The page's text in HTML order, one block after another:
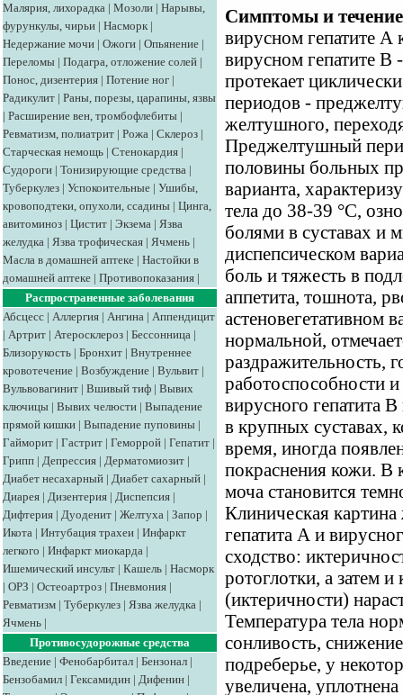
Малярия, лихорадка | Мозоли | Нарывы,
фурункулы, чирьи | Насморк |
Недержание мочи | Ожоги | Опьянение |
Переломы | Подагра, отложение солей |
Понос, дизентерия | Потение ног |
Радикулит | Раны, порезы, царапины, язвы
| Расширение вен, тромбофлебиты |
Ревматизм, полиатрит | Рожа | Склероз |
Старческая немощь | Стенокардия |
Судороги | Тонизирующие средства |
Туберкулез | Успокоительные | Ушибы,
кровоподтеки, опухоли, ссадины | Цинга,
авитоминоз | Цистит | Экзема | Язва
желудка | Язва трофическая | Ячмень |
Масла в домашней аптеке | Настойки в
домашней аптеке | Противопоказания |
Распространенные заболевания
Абсцесс | Аллергия | Ангина | Аппендицит
| Артрит | Атеросклероз | Бессонница |
Близорукость | Бронхит | Внутреннее
кровотечение | Возбуждение | Вульвит |
Вульвовагинит | Вшивый тиф | Вывих
ключицы | Вывих челюсти | Выпадение
прямой кишки | Выпадение пуповины |
Гайморит | Гастрит | Геморрой | Гепатит |
Грипп | Депрессия | Дерматомиозит |
Диабет несахарный | Диабет сахарный |
Диарея | Дизентерия | Диспепсия |
Дифтерия | Дуоденит | Желтуха | Запор |
Икота | Интубация трахеи | Инфаркт
легкого | Инфаркт миокарда |
Ишемический инсульт | Кашель | Насморк
| ОРЗ | Остеоартроз | Пневмония |
Ревматизм | Туберкулез | Язва желудка |
Ячмень |
Противосудорожные средства
Введение | Фенобарбитал | Бензонал |
Бензобамил | Гексамидин | Дифенин |
Симптомы и
вирусном гепатите А
вирусном гепатите В
протекает
периодов -
желтушного,
Преджелтушный
половины больных
варианта,
тела до 38-39 °С,
болями в суставах и
диспепсическом
боль и тяжесть в
аппетита, тошнота,
астеновегетативном
нормальной,
раздражительность,
работоспособности
вирусного гепатита
в крупных суставах,
время, иногда
покраснения кожи. В
моча становится
Клиническая
гепатита А и
сходство:
ротоглотки, а затем
(иктеричности)
Температура тела
сонливость,
подреберье, у
увеличена,